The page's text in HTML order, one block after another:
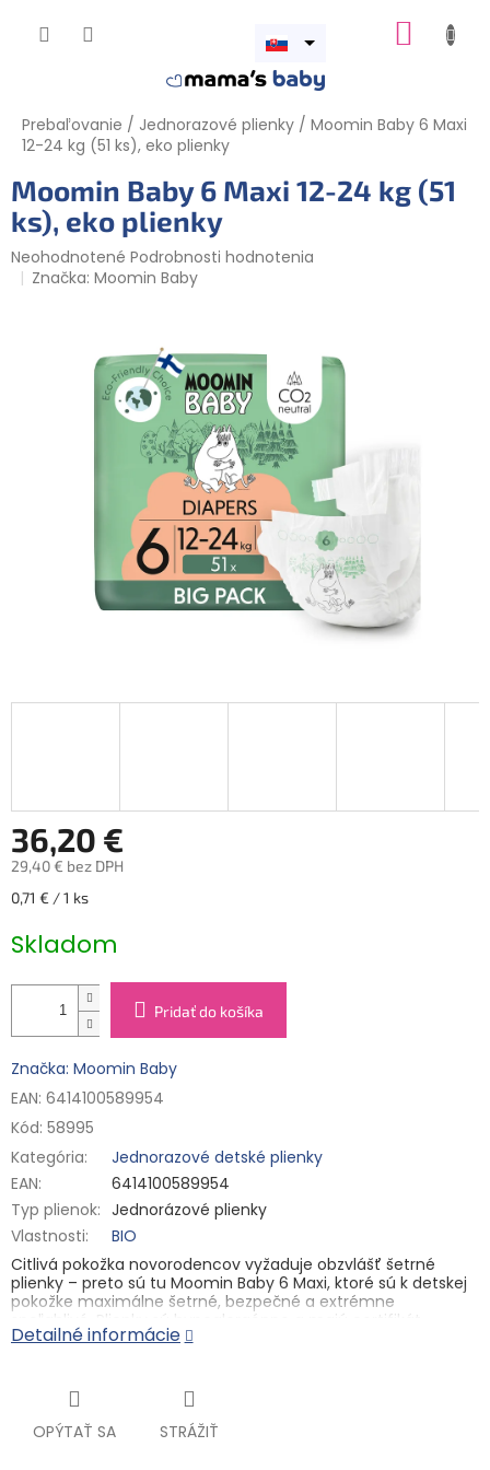
Otvoriť
Prebaľovanie / Jednorazové plienky / Moomin Baby 6 Maxi
12-24 kg (51 ks), eko plienky
Moomin Baby 6 Maxi 12-24 kg (51
ks), eko plienky
Priemerné
hodnotenie
Neohodnotené Podrobnosti hodnotenia
Značka:Moomin Baby
36,20 €
29,40 € bez DPH
Jednotková
0,71 € / 1 ks
Skladom
Pridať do košíka
Značka: Moomin Baby
EAN: 6414100589954
Kód: 58995
Kategória:
Jednorazové detské plienky
EAN:
6414100589954
Typ plienok: Jednorázové plienky
Vlastnosti:
BIO
Citlivá pokožka novorodencov vyžaduje obzvlášť šetrné
plienky – preto sú tu Moomin Baby 6 Maxi, ktoré sú k detskej
pokožke maximálne šetrné, bezpečné a extrémne
spoľahlivé. Plienky sú hypoalergénne a majú certifikát
Dermatest®, ktorý zaručuje ich maximálnu účinnosť a
Celulóza je pri výrobe bielená len kyslíkom, takže sú vhodné
aj pro tú najcitlivejšiu pokožku bábätiek.
Detailné informácie
OPÝTAŤ SA STRÁŽIŤ